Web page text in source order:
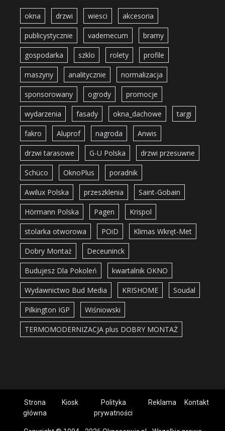
okna drzwi wiesci akcesoria
publicystycznie vademecum bramy
gospodarka szklo rolety profile
maszyny analitycznie normalizacja
sponsorowany ogrody promocje
wydarzenia fasady okna_dachowe targi
fakro Aluprof nagroda Anwis
drzwi tarasowe G-U Polska drzwi przesuwne
Schüco OknoPlus poradnik
Awilux Polska przeszklenia Saint-Gobain
Hörmann Polska Pagen Krispol
stolarka otworowa POiD Klimas Wkręt-Met
Dobry Montaż Deceuninck
Budujesz Dla Pokoleń kwartalnik OKNO
Wydawnictwo Bud Media KRISHOME Soudal
Pilkington IGP Wiśniowski
TERMOMODERNIZACJA plus DOBRY MONTAŻ
Strona
główna
Kiosk
Polityka
prywatności
Reklama Kontakt